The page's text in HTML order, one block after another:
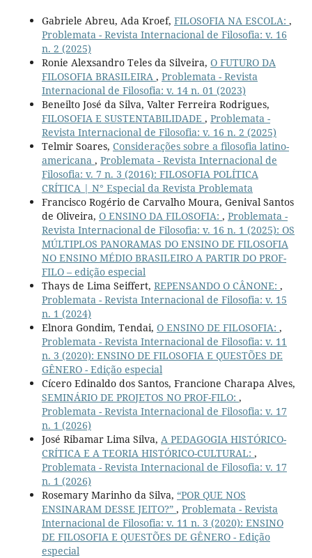
Gabriele Abreu, Ada Kroef, FILOSOFIA NA ESCOLA: ,
Problemata - Revista Internacional de Filosofia: v. 16
n. 2 (2025)
Ronie Alexsandro Teles da Silveira, O FUTURO DA
FILOSOFIA BRASILEIRA , Problemata - Revista
Internacional de Filosofia: v. 14 n. 01 (2023)
Beneilto José da Silva, Valter Ferreira Rodrigues,
FILOSOFIA E SUSTENTABILIDADE , Problemata -
Revista Internacional de Filosofia: v. 16 n. 2 (2025)
Telmir Soares, Considerações sobre a filosofia latino-
americana , Problemata - Revista Internacional de
Filosofia: v. 7 n. 3 (2016): FILOSOFIA POLÍTICA
CRÍTICA | N° Especial da Revista Problemata
Francisco Rogério de Carvalho Moura, Genival Santos
de Oliveira, O ENSINO DA FILOSOFIA: , Problemata -
Revista Internacional de Filosofia: v. 16 n. 1 (2025): OS
MÚLTIPLOS PANORAMAS DO ENSINO DE FILOSOFIA
NO ENSINO MÉDIO BRASILEIRO A PARTIR DO PROF-
FILO – edição especial
Thays de Lima Seiffert, REPENSANDO O CÂNONE: ,
Problemata - Revista Internacional de Filosofia: v. 15
n. 1 (2024)
Elnora Gondim, Tendai, O ENSINO DE FILOSOFIA: ,
Problemata - Revista Internacional de Filosofia: v. 11
n. 3 (2020): ENSINO DE FILOSOFIA E QUESTÕES DE
GÊNERO - Edição especial
Cícero Edinaldo dos Santos, Francione Charapa Alves,
SEMINÁRIO DE PROJETOS NO PROF-FILO: ,
Problemata - Revista Internacional de Filosofia: v. 17
n. 1 (2026)
José Ribamar Lima Silva, A PEDAGOGIA HISTÓRICO-
CRÍTICA E A TEORIA HISTÓRICO-CULTURAL: ,
Problemata - Revista Internacional de Filosofia: v. 17
n. 1 (2026)
Rosemary Marinho da Silva, “POR QUE NOS
ENSINARAM DESSE JEITO?” , Problemata - Revista
Internacional de Filosofia: v. 11 n. 3 (2020): ENSINO
DE FILOSOFIA E QUESTÕES DE GÊNERO - Edição
especial